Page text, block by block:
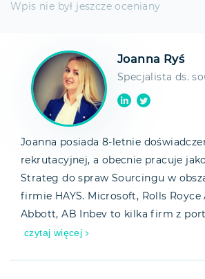
Wpis nie był jeszcze oceniany
Joanna Ryś
Specjalista ds.
Joanna posiada 8-letnie
rekrutacyjnej, a obecnie pracuje
Strateg do spraw Sourcingu w
firmie HAYS. Microsoft, Rolls Royce
Abbott, AB Inbev to kilka firm z
czytaj więcej